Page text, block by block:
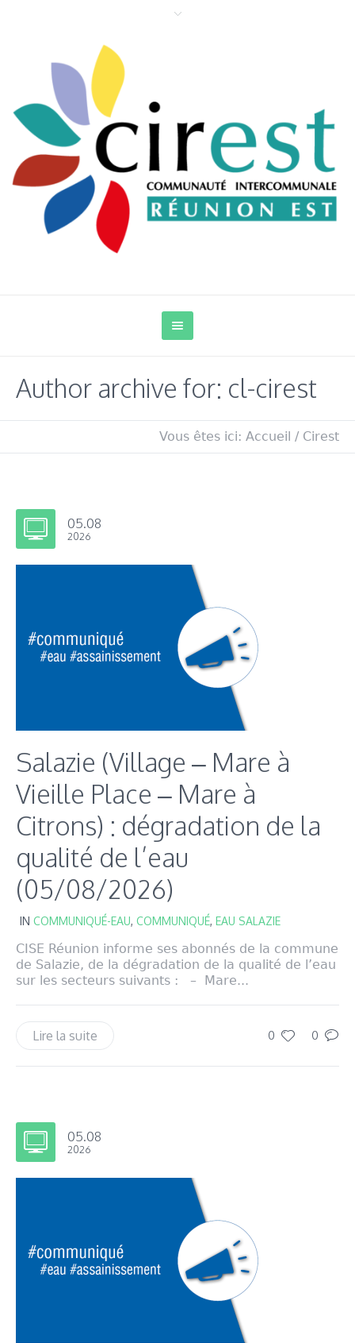
Author archive for: cl-cirest
Vous êtes ici: Accueil / Cirest
05.08
2026
Salazie (Village – Mare à
Vieille Place – Mare à
Citrons) : dégradation de la
qualité de l’eau
(05/08/2026)
IN COMMUNIQUÉ-EAU, COMMUNIQUÉ, EAU SALAZIE
CISE Réunion informe ses abonnés de la commune
de Salazie, de la dégradation de la qualité de l’eau
sur les secteurs suivants : – Mare...
0 0
Lire la suite
05.08
2026